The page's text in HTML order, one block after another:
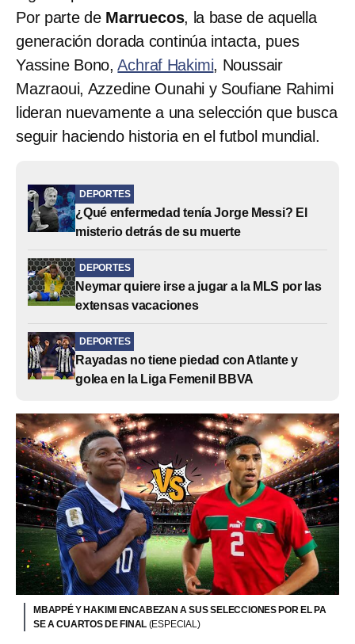
Por parte de Marruecos, la base de aquella
generación dorada continúa intacta, pues
Yassine Bono,Achraf Hakimi, Noussair
Mazraoui, Azzedine Ounahi y Soufiane Rahimi
lideran nuevamente a una selección que busca
seguir haciendo historia en el futbol mundial.
DEPORTES
¿Qué enfermedad tenía Jorge Messi? El
misterio detrás de su muerte
DEPORTES
Neymar quiere irse a jugar a la MLS por las
extensas vacaciones
DEPORTES
Rayadas no tiene piedad con Atlante y
golea en la Liga Femenil BBVA
MBAPPÉ Y HAKIMI ENCABEZAN A SUS SELECCIONES POR EL PA
SE A CUARTOS DE FINAL (ESPECIAL)